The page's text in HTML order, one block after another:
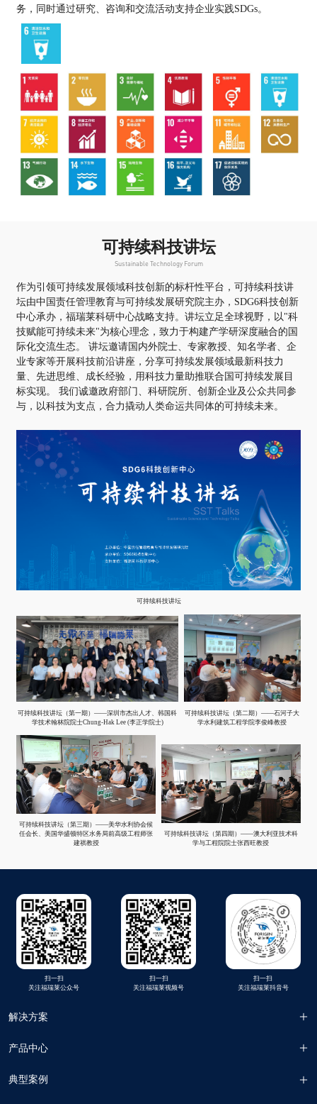
务，同时通过研究、咨询和交流活动支持企业实践SDGs。
可持续科技讲坛
Sustainable Technology Forum
作为引领可持续发展领域科技创新的标杆性平台，可持续科技讲
坛由中国责任管理教育与可持续发展研究院主办，SDG6科技创新
中心承办，福瑞莱科研中心战略支持。讲坛立足全球视野，以"科
技赋能可持续未来"为核心理念，致力于构建产学研深度融合的国
际化交流生态。 讲坛邀请国内外院士、专家教授、知名学者、企
业专家等开展科技前沿讲座，分享可持续发展领域最新科技力
量、先进思维、成长经验，用科技力量助推联合国可持续发展目
标实现。 我们诚邀政府部门、科研院所、创新企业及公众共同参
与，以科技为支点，合力撬动人类命运共同体的可持续未来。
可持续科技讲坛
可持续科技讲坛（第一期）——深圳市杰出人才、韩国科
学技术翰林院院士Chung-Hak Lee (李正学院士)
可持续科技讲坛（第二期）——石河子大
学水利建筑工程学院李俊峰教授
可持续科技讲坛（第三期）——美华水利协会候
任会长、美国华盛顿特区水务局前高级工程师张
建祺教授
可持续科技讲坛（第四期）——澳大利亚技术科
学与工程院院士张西旺教授
解决方案
韧性城市
乡村振兴
产品中心
Panda-Box
典型案例
扫一扫
关注福瑞莱公众号
扫一扫
关注福瑞莱视频号
扫一扫
关注福瑞莱抖音号